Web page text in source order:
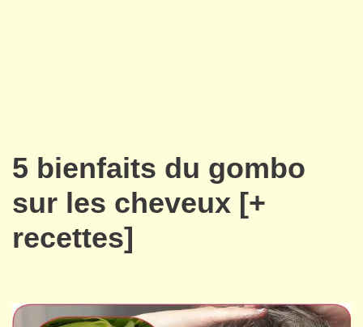
5 bienfaits du gombo
sur les cheveux [+
recettes]